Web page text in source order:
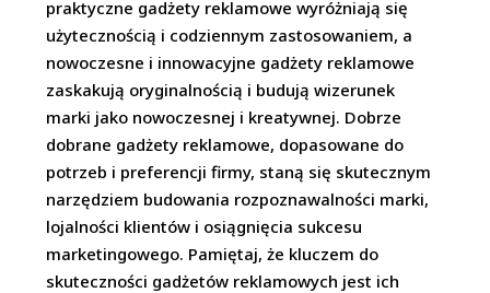
praktyczne gadżety reklamowe wyróżniają się
użytecznością i codziennym zastosowaniem, a
nowoczesne i innowacyjne gadżety reklamowe
zaskakują oryginalnością i budują wizerunek
marki jako nowoczesnej i kreatywnej. Dobrze
dobrane gadżety reklamowe, dopasowane do
potrzeb i preferencji firmy, staną się skutecznym
narzędziem budowania rozpoznawalności marki,
lojalności klientów i osiągnięcia sukcesu
marketingowego. Pamiętaj, że kluczem do
skuteczności gadżetów reklamowych jest ich